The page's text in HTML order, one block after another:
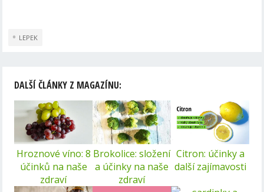
LEPEK
DALŠÍ ČLÁNKY Z MAGAZÍNU:
Hroznové víno: 8
účinků na naše
zdraví
Brokolice: složení
a účinky na naše
zdraví
Citron: účinky a
další zajímavosti